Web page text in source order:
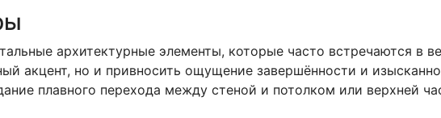
архитектурные элементы, которые часто встречаются в
акцент, но и привносить ощущение завершённости и
плавного перехода между стеной и потолком или верхней